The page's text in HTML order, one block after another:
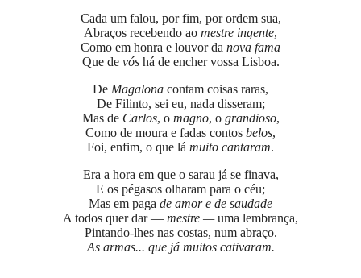
Cada um falou, por fim, por ordem sua,
Abraços recebendo ao mestre ingente,
Como em honra e louvor da nova fama
Que de vóshá de encher vossa Lisboa.
De Magalona contam coisas raras,
De Filinto, sei eu, nada disseram;
Mas de Carlos, o magno, o grandioso,
Como de moura e fadas contos belos,
Foi, enfim, o que lá muito cantaram.
Era a hora em que o sarau já se finava,
E os pégasos olharam para o céu;
Mas em paga de amor e de saudade
A todos quer dar — mestre —uma lembrança,
Pintando-lhes nas costas, num abraço.
As armas... que já muitos cativaram.